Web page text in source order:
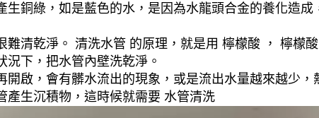
銅綠，如是藍色的水，是因為水龍頭合金的養化造
難清乾淨。 清洗水管 的原理，就是用 檸檬酸 ， 檸檬
下，把水管內壁洗乾淨。
啟，會有髒水流出的現象，或是流出水量越來越少
產生沉積物，這時候就需要 水管清洗